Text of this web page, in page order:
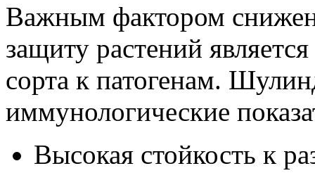
Важным фактором
защиту растений
сорта к патогенам.
иммунологические
Высокая стойкость к